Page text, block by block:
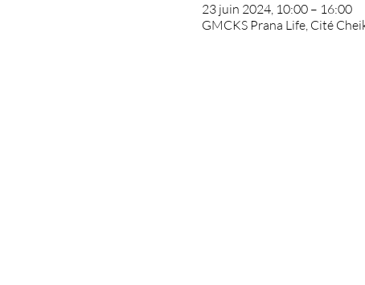
23 juin 2024, 10:00 – 16:00
GMCKS Prana Life, Cité